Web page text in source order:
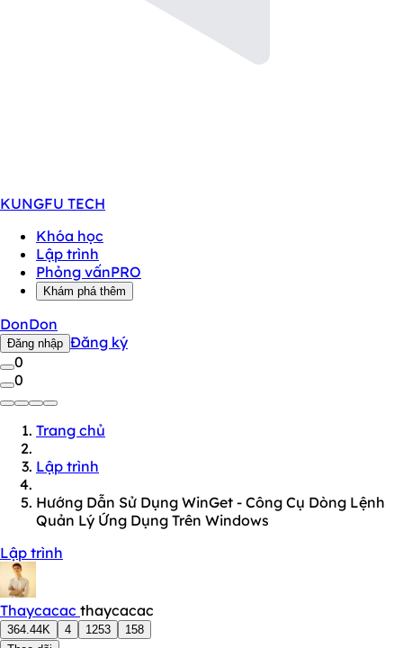
KUNGFU TECH
Khóa học
Lập trình
Phỏng vấnPRO
Khám phá thêm
DonDon
Đăng nhập Đăng ký
0
0
Trang chủ
Lập trình
Hướng Dẫn Sử Dụng WinGet - Công Cụ Dòng Lệnh
Quản Lý Ứng Dụng Trên Windows
Lập trình
Thaycacac thaycacac
364.44K 4 1253
158